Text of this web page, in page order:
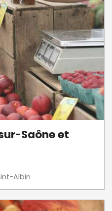
Saône et
Albin